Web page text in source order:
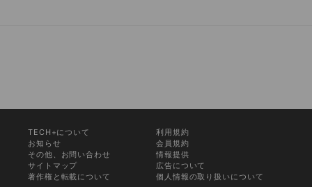
TECH+について
利用規約
お知らせ
会員規約
その他、お問い合わせ
情報提供
サイトマップ
広告について
著作権と転載について
個人情報の取り扱いについて